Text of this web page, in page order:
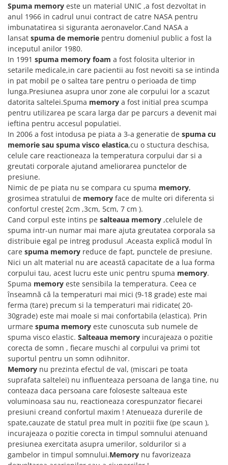
Spuma memory este un material UNIC ,a fost dezvoltat in
anul 1966 in cadrul unui contract de catre NASA pentru
imbunatatirea si siguranta aeronavelor.Cand NASA a
lansat spuma de memorie pentru domeniul public a fost la
inceputul anilor 1980.
In 1991 spuma memory foam a fost folosita ulterior in
setarile medicale,in care pacientii au fost nevoiti sa se intinda
in pat mobil pe o saltea tare pentru o perioada de timp
lunga.Presiunea asupra unor zone ale corpului lor a scazut
datorita saltelei.Spuma memory a fost initial prea scumpa
pentru utilizarea pe scara larga dar pe parcurs a devenit mai
ieftina pentru accesul populatiei.
In 2006 a fost intodusa pe piata a 3-a generatie de spuma cu
memorie sau spuma visco elastica,cu o stuctura deschisa,
celule care reactioneaza la temperatura corpului dar si a
greutati corporale ajutand ameliorarea punctelor de
presiune.
Nimic de pe piata nu se compara cu spuma memory,
grosimea stratului de memory face de multe ori diferenta si
confortul creste( 2cm ,3cm, 5cm, 7 cm ).
Cand corpul este intins pe salteaua memory ,celulele de
spuma intr-un numar mai mare ajuta greutatea corporala sa
distribuie egal pe intreg produsul .Aceasta explică modul în
care spuma memory reduce de fapt, punctele de presiune.
Nici un alt material nu are această capacitate de a lua forma
corpului tau, acest lucru este unic pentru spuma memory.
Spuma memory este sensibila la temperatura. Ceea ce
înseamnă că la temperaturi mai mici (9-18 grade) este mai
ferma (tare) precum si la temperaturi mai ridicate( 20-
30grade) este mai moale si mai confortabila (elastica). Prin
urmare spuma memory este cunoscuta sub numele de
spuma visco elastic. Salteaua memory incurajeaza o pozitie
corecta de somn , fiecare muschi al corpului va primi tot
suportul pentru un somn odihnitor.
Memory nu prezinta efectul de val, (miscari pe toata
suprafata saltelei) nu influenteaza persoana de langa tine, nu
conteaza daca persoana care foloseste salteaua este
voluminoasa sau nu, reactioneaza corespunzator fiecarei
presiuni creand confortul maxim ! Atenueaza durerile de
spate,cauzate de statul prea mult in pozitii fixe (pe scaun ),
incurajeaza o pozitie corecta in timpul somnului atenuand
presiunea exercitata asupra umerilor, soldurilor si a
gambelor in timpul somnului.Memory nu favorizeaza